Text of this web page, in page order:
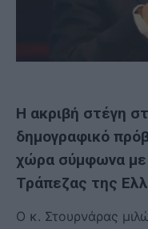
H ακριβή στέγη
δημογραφικό
χώρα σύμφωνα με
Τράπεζας της
Ο κ. Στουρνάρας